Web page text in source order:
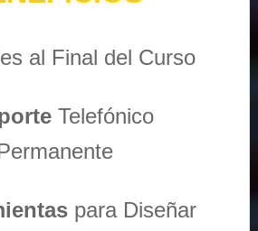
al Final del Curso
Telefónico
para Diseñar